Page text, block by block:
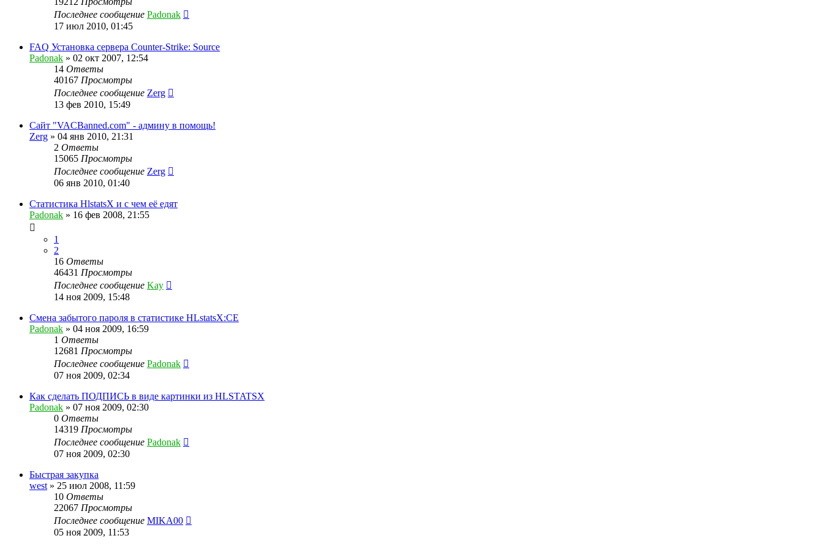
Последнее сообщение Padonak
17 июл 2010, 01:45
FAQ Установка сервера Counter-Strike: Source
Padonak » 02 окт 2007, 12:54
14 Ответы
40167 Просмотры
Последнее сообщение Zerg
13 фев 2010, 15:49
Сайт "VACBanned.com" - админу в помощь!
Zerg » 04 янв 2010, 21:31
2 Ответы
15065 Просмотры
Последнее сообщение Zerg
06 янв 2010, 01:40
Статистика HlstatsX и с чем её едят
Padonak » 16 фев 2008, 21:55
1
2
16 Ответы
46431 Просмотры
Последнее сообщение Kay
14 ноя 2009, 15:48
Смена забытого пароля в статистике HLstatsX:CE
Padonak » 04 ноя 2009, 16:59
1 Ответы
12681 Просмотры
Последнее сообщение Padonak
07 ноя 2009, 02:34
Как сделать ПОДПИСЬ в виде картинки из HLSTATSX
Padonak » 07 ноя 2009, 02:30
0 Ответы
14319 Просмотры
Последнее сообщение Padonak
07 ноя 2009, 02:30
Быстрая закупка
west » 25 июл 2008, 11:59
10 Ответы
22067 Просмотры
Последнее сообщение MIKA00
05 ноя 2009, 11:53